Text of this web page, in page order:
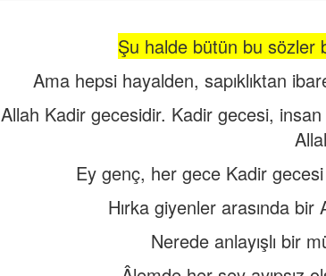
Şu halde bütün bu sözler
Ama hepsi hayalden, sapıklıktan
Allah Kadir gecesidir. Kadir gecesi,
Ey genç, her gece Kadir
Hırka giyenler arasında
Nerede anlayışlı bir